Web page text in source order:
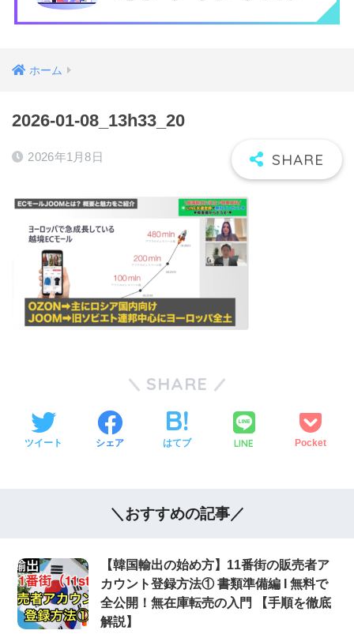
ホーム
2026-01-08_13h33_20
2026年1月8日
SHARE
ツイート シェア はてブ LINE Pocket
＼おすすめの記事／
【韓国輸出の始め方】11番街の販売者ア
カウント登録方法① 書類準備編 Ι 無料で
全公開！無在庫転売の入門 【手順を徹底
解説】